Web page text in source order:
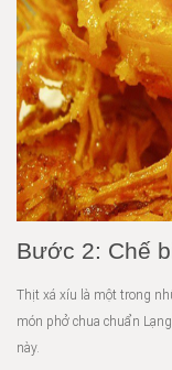
Bước 2: Chế
Thịt xá xíu là một trong
món phở chua chuẩn
này.